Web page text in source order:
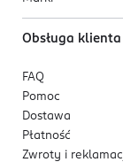
Obsługa klienta
FAQ
Pomoc
Dostawa
Płatność
Zwroty i